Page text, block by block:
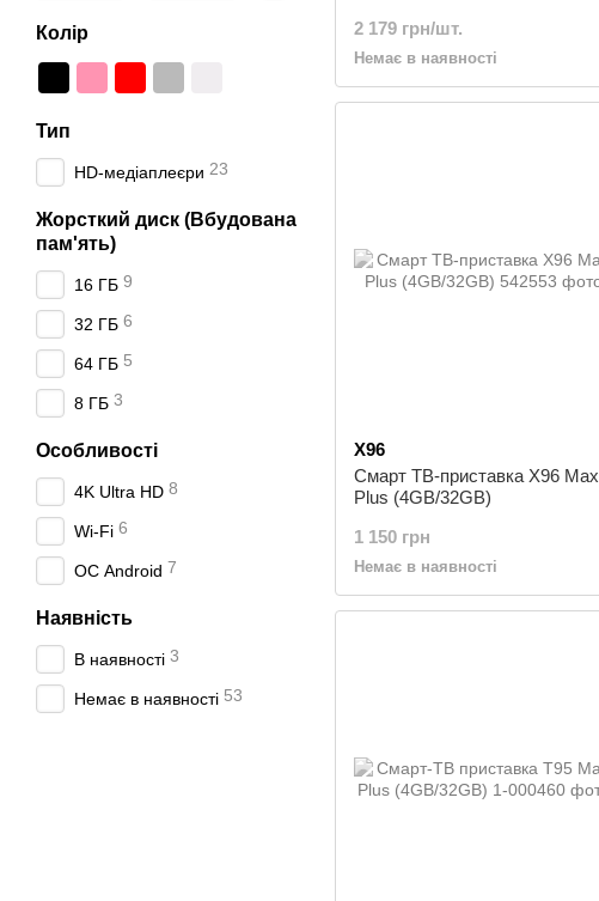
Max H616 (4GB/64GB)
2 179 грн/шт.
Немає в наявності
X96
Смарт ТВ-приставка X96 Max
Plus (4GB/32GB)
1 150 грн
Немає в наявності
Колір
Тип
HD-медіаплеєри 23
Жорсткий диск (Вбудована
пам'ять)
16 ГБ 9
32 ГБ 6
64 ГБ 5
8 ГБ 3
Особливості
4K Ultra HD 8
Wi-Fi 6
ОС Android 7
Наявність
В наявності 3
Немає в наявності 53